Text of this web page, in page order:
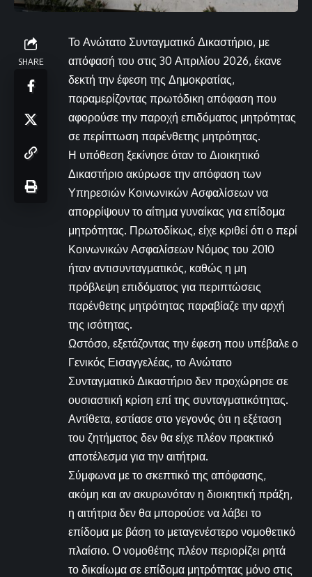
SHARE
Το Ανώτατο Συνταγματικό Δικαστήριο, με
απόφασή του στις 30 Απριλίου 2026, έκανε
δεκτή την έφεση της Δημοκρατίας,
παραμερίζοντας πρωτόδικη απόφαση που
αφορούσε την παροχή επιδόματος μητρότητας
σε περίπτωση παρένθετης μητρότητας.
Η υπόθεση ξεκίνησε όταν το Διοικητικό
Δικαστήριο ακύρωσε την απόφαση των
Υπηρεσιών Κοινωνικών Ασφαλίσεων να
απορρίψουν το αίτημα γυναίκας για επίδομα
μητρότητας. Πρωτοδίκως, είχε κριθεί ότι ο περί
Κοινωνικών Ασφαλίσεων Νόμος του 2010
ήταν αντισυνταγματικός, καθώς η μη
πρόβλεψη επιδόματος για περιπτώσεις
παρένθετης μητρότητας παραβίαζε την αρχή
της ισότητας.
Ωστόσο, εξετάζοντας την έφεση που υπέβαλε ο
Γενικός Εισαγγελέας, το Ανώτατο
Συνταγματικό Δικαστήριο δεν προχώρησε σε
ουσιαστική κρίση επί της συνταγματικότητας.
Αντίθετα, εστίασε στο γεγονός ότι η εξέταση
του ζητήματος δεν θα είχε πλέον πρακτικό
αποτέλεσμα για την αιτήτρια.
Σύμφωνα με το σκεπτικό της απόφασης,
ακόμη και αν ακυρωνόταν η διοικητική πράξη,
η αιτήτρια δεν θα μπορούσε να λάβει το
επίδομα με βάση το μεταγενέστερο νομοθετικό
πλαίσιο. Ο νομοθέτης πλέον περιορίζει ρητά
το δικαίωμα σε επίδομα μητρότητας μόνο στις